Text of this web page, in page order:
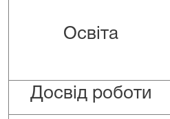
Освіта
Досвід роботи